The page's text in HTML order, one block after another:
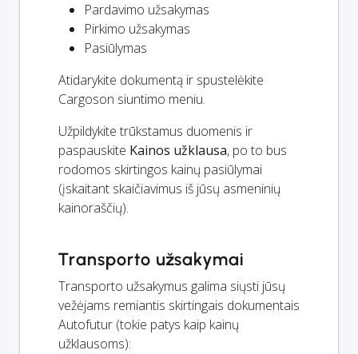
Pardavimo užsakymas
Pirkimo užsakymas
Pasiūlymas
Atidarykite dokumentą ir spustelėkite
Cargoson siuntimo meniu.
Užpildykite trūkstamus duomenis ir
paspauskite Kainos užklausa, po to bus
rodomos skirtingos kainų pasiūlymai
(įskaitant skaičiavimus iš jūsų asmeninių
kainoraščių).
Transporto užsakymai
Transporto užsakymus galima siųsti jūsų
vežėjams remiantis skirtingais dokumentais
Autofutur (tokie patys kaip kainų
užklausoms):